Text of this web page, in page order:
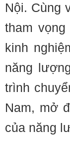
Nội. Cùng
tham
kinh
năng
trình
Nam, mở
của năng